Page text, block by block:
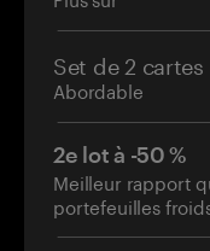
Set de 2 cartes
Abordable
2e lot à -50 %
Meilleur rapport
portefeuilles